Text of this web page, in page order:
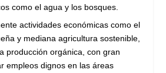
como el agua y los bosques.
actividades económicas como el
y mediana agricultura sostenible,
producción orgánica, con gran
empleos dignos en las áreas